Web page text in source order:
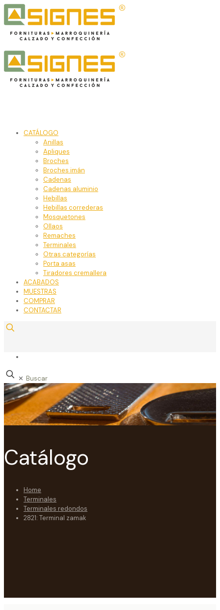
CATÁLOGO
Anillas
Apliques
Broches
Broches imán
Cadenas
Cadenas aluminio
Hebillas
Hebillas correderas
Mosquetones
Ollaos
Remaches
Terminales
Otras categorías
Porta asas
Tiradores cremallera
ACABADOS
MUESTRAS
COMPRAR
CONTACTAR
✕
Catálogo
Home
Terminales
Terminales redondos
2821: Terminal zamak